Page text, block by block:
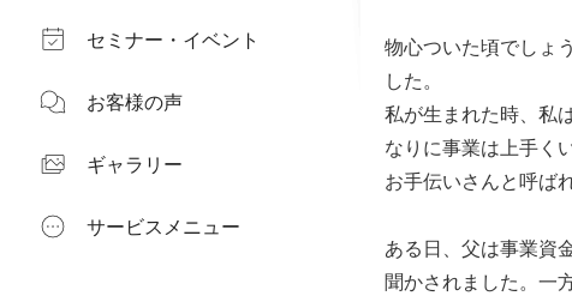
セミナー・イベント
お客様の声
ギャラリー
サービスメニュー
物心ついた頃でしょ
した。
私が生まれた時、私
なりに事業は上手く
お手伝いさんと呼ば
ある日、父は事業資
聞かされました。一